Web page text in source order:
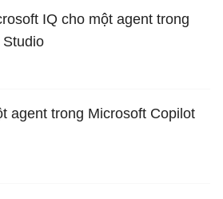
IQ cho một agent trong
Studio
agent trong Microsoft Copilot